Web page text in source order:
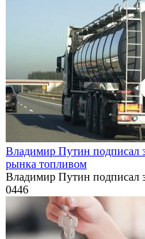
Владимир Путин подписал
рынка топливом
Владимир Путин подписал
0446